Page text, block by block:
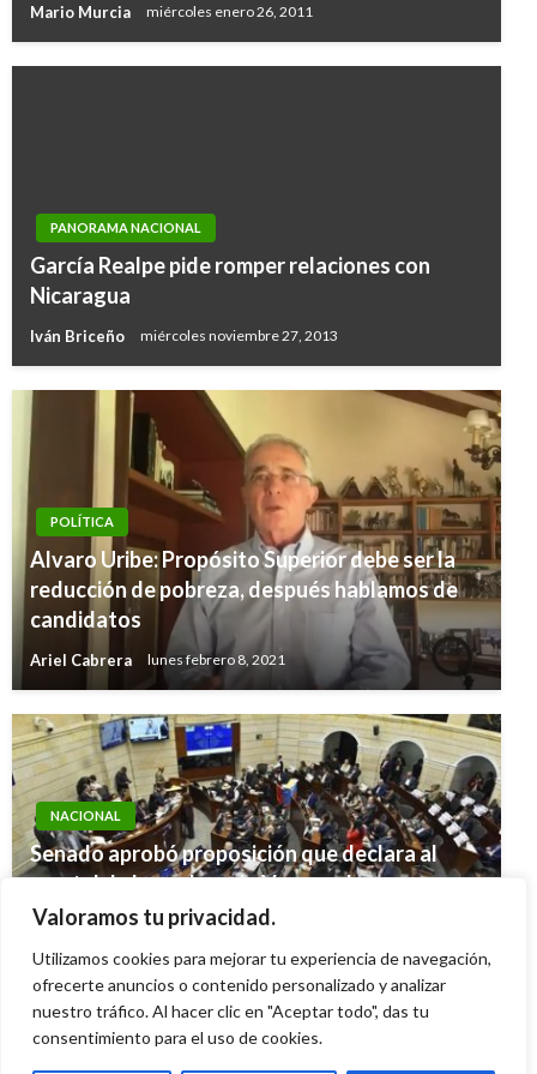
Valoramos tu privacidad.
Utilizamos cookies para mejorar tu experiencia de navegación,
ofrecerte anuncios o contenido personalizado y analizar
nuestro tráfico. Al hacer clic en "Aceptar todo", das tu
consentimiento para el uso de cookies.
Mario Murcia miércoles enero 26, 2011
PANORAMA NACIONAL
García Realpe pide romper relaciones con
Nicaragua
Iván Briceño miércoles noviembre 27, 2013
POLÍTICA
Alvaro Uribe: Propósito Superior debe ser la
reducción de pobreza, después hablamos de
candidatos
Ariel Cabrera lunes febrero 8, 2021
NACIONAL
Senado aprobó proposición que declara al
«cartel de los soles» de Venezuela
organización criminal transnacional y
Ariel Cabrera miércoles septiembre 17, 2025